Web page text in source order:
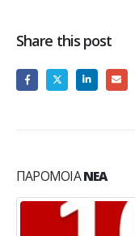
Share this post
ΠΑΡΌΜΟΙΑΝΈΑ